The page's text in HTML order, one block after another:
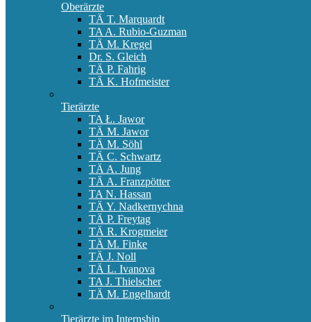
Oberärzte
TÄ T. Marquardt
TA A. Rubio-Guzman
TÄ M. Kregel
Dr. S. Gleich
TÄ P. Fahrig
TÄ K. Hofmeister
Tierärzte
TA Ł. Jawor
TÄ M. Jawor
TÄ M. Söhl
TÄ C. Schwartz
TÄ A. Jung
TÄ A. Franzpötter
TA N. Hassan
TÄ Y. Nadkernychna
TÄ P. Freytag
TÄ R. Krogmeier
TÄ M. Finke
TÄ J. Noll
TÄ L. Ivanova
TA J. Thielscher
TÄ M. Engelhardt
Tierärzte im Internship